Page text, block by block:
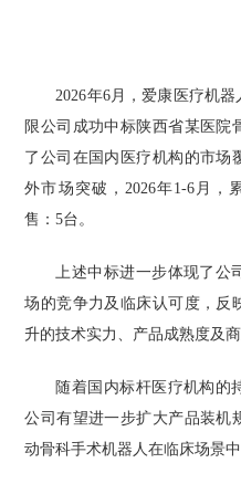
2026年6月，爱康医疗机
限公司成功中标陕西省某医院
了公司在国内医疗机构的市场
外市场突破，2026年1-6月，
售：5台。
上述中标进一步体现了公
场的竞争力及临床认可度，反
升的技术实力、产品成熟度及商
随着国内标杆医疗机构的
公司有望进一步扩大产品装机
动骨科手术机器人在临床场景中